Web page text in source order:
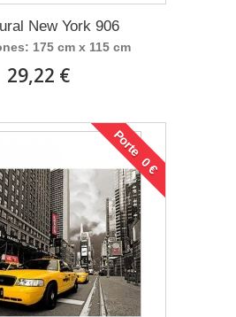
New York 906
175 cm x 115 cm
29,22 €
Porte 0 €